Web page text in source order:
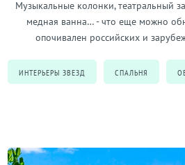
Музыкальные колонки, театральный
медная ванна… - что еще можно
опочивален российских и
ИНТЕРЬЕРЫ ЗВЕЗД СПАЛЬНЯ